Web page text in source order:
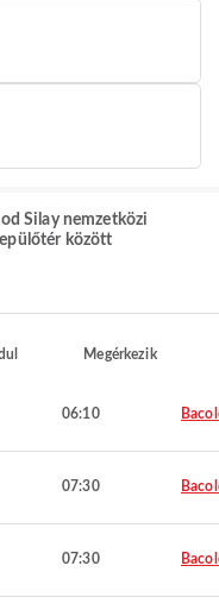
Silay nemzetközi
között
Megérkezik
06:10
07:30
07:30